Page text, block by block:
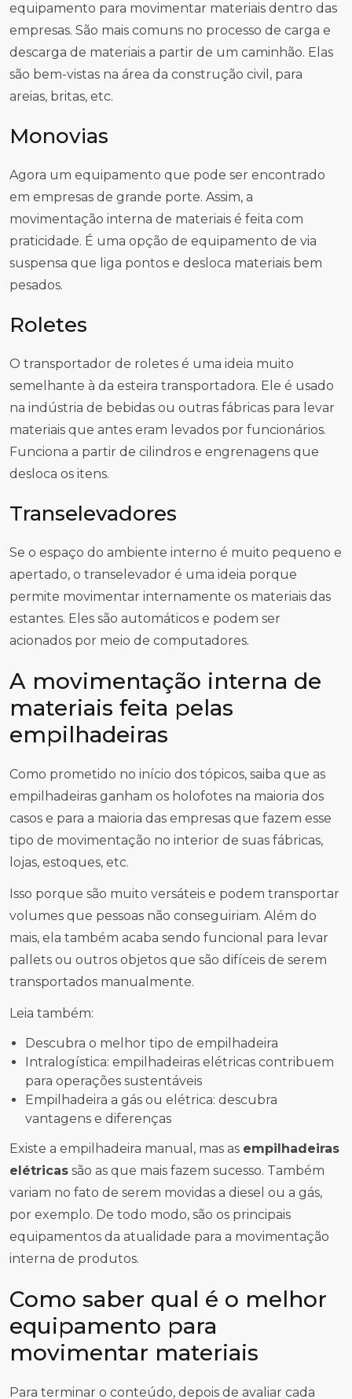
equipamento para movimentar materiais dentro das
empresas. São mais comuns no processo de carga e
descarga de materiais a partir de um caminhão. Elas
são bem-vistas na área da construção civil, para
areias, britas, etc.
Monovias
Agora um equipamento que pode ser encontrado
em empresas de grande porte. Assim, a
movimentação interna de materiais é feita com
praticidade. É uma opção de equipamento de via
suspensa que liga pontos e desloca materiais bem
pesados.
Roletes
O transportador de roletes é uma ideia muito
semelhante à da esteira transportadora. Ele é usado
na indústria de bebidas ou outras fábricas para levar
materiais que antes eram levados por funcionários.
Funciona a partir de cilindros e engrenagens que
desloca os itens.
Transelevadores
Se o espaço do ambiente interno é muito pequeno e
apertado, o transelevador é uma ideia porque
permite movimentar internamente os materiais das
estantes. Eles são automáticos e podem ser
acionados por meio de computadores.
A movimentação interna de
materiais feita pelas
empilhadeiras
Como prometido no início dos tópicos, saiba que as
empilhadeiras ganham os holofotes na maioria dos
casos e para a maioria das empresas que fazem esse
tipo de movimentação no interior de suas fábricas,
lojas, estoques, etc.
Isso porque são muito versáteis e podem transportar
volumes que pessoas não conseguiriam. Além do
mais, ela também acaba sendo funcional para levar
pallets ou outros objetos que são difíceis de serem
transportados manualmente.
Leia também:
Descubra o melhor tipo de empilhadeira
para operações sustentáveis
Empilhadeira a gás ou elétrica: descubra
vantagens e diferenças
Existe a empilhadeira manual, mas as empilhadeiras
elétricas são as que mais fazem sucesso. Também
variam no fato de serem movidas a diesel ou a gás,
por exemplo. De todo modo, são os principais
equipamentos da atualidade para a movimentação
interna de produtos.
Como saber qual é o melhor
equipamento para
movimentar materiais
Para terminar o conteúdo, depois de avaliar cada